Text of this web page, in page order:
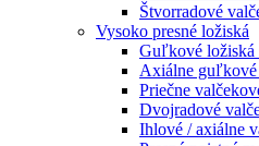
Štvorradové
Vysoko presné ložiská
Guľkové ložiská
Axiálne guľkové
Priečne
Dvojradové
Ihlové / axiálne